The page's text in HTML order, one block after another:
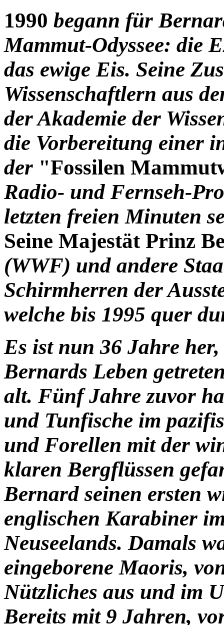
1990 begann für
Mammut-Odyssee: die
das ewige Eis. Seine
Wissenschaftlern aus
der Akademie der
die Vorbereitung einer
der "Fossilen
Radio- und Fernseh-
letzten freien Minuten
Seine Majestät Prinz
(WWF) und andere
Schirmherren der
welche bis 1995 quer
Es ist nun 36 Jahre
Bernards Leben
alt. Fünf Jahre zuvor
und Tunfische im
und Forellen mit der
klaren Bergflüssen
Bernard seinen ersten
englischen Karabiner
Neuseelands. Damals
eingeborene Maoris,
Nützliches aus und im
Bereits mit 9 Jahren,